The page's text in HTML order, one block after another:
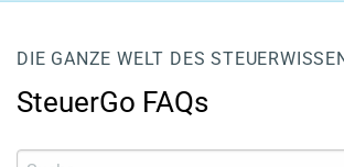
DIE GANZE WELT DES
SteuerGo FAQs